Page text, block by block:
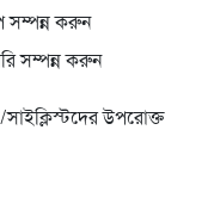
সম্পন্ন করুন
সম্পন্ন করুন
উপরোক্ত